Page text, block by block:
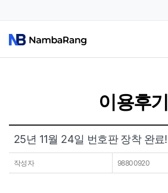
팔고
공지사항
이용후기
이용후기
25년 11월 24일 번호판 장착 완료!
작성자 98800920